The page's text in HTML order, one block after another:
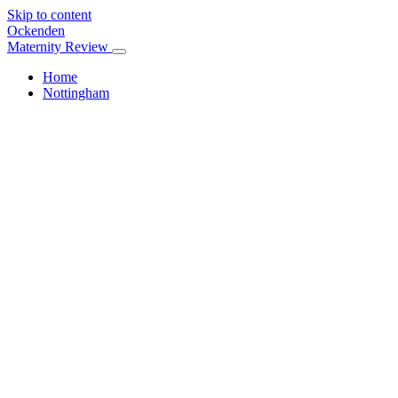
Skip to content
Ockenden
Maternity Review
Home
Nottingham